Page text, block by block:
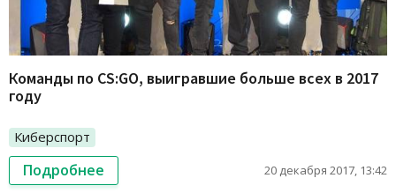
Команды по CS:GO, выигравшие больше всех в 2017
году
Киберспорт
Подробнее 20 декабря 2017, 13:42